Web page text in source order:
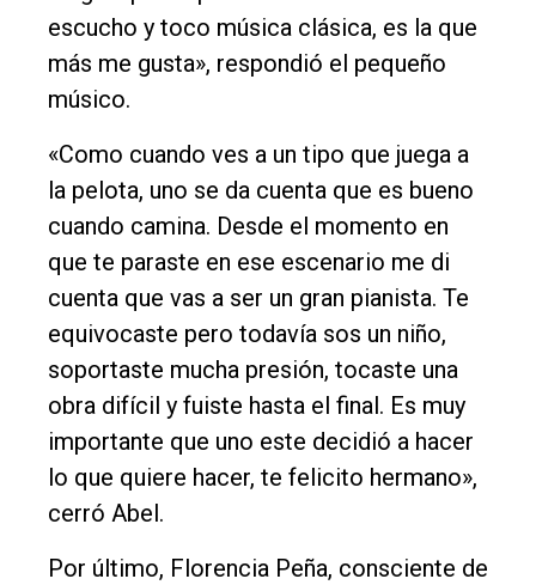
escucho y toco música clásica, es la que
más me gusta», respondió el pequeño
músico.
«Como cuando ves a un tipo que juega a
la pelota, uno se da cuenta que es bueno
cuando camina. Desde el momento en
que te paraste en ese escenario me di
cuenta que vas a ser un gran pianista. Te
equivocaste pero todavía sos un niño,
soportaste mucha presión, tocaste una
obra difícil y fuiste hasta el final. Es muy
importante que uno este decidió a hacer
lo que quiere hacer, te felicito hermano»,
cerró Abel.
Por último, Florencia Peña, consciente de